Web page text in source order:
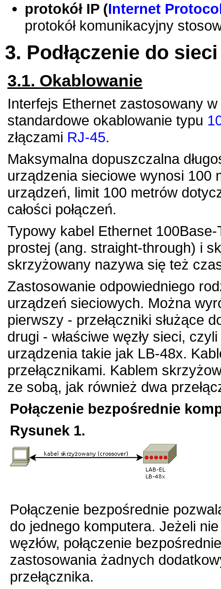
protokół IP (Internet
protokół komunikacyjny
3. Podłączenie do
3.1. Okablowanie
Interfejs Ethernet zastosowany
standardowe okablowanie typu
złączami RJ-45.
Maksymalna dopuszczalna
urządzenia sieciowe wynosi 100
urządzeń, limit 100 metrów
całości połączeń.
Typowy kabel Ethernet
prostej (ang. straight-through) i
skrzyżowany nazywa się też
Zastosowanie odpowiedniego
urządzeń sieciowych. Można
pierwszy - przełączniki służące
drugi - właściwe węzły sieci,
urządzenia takie jak LB-48x.
przełącznikami. Kablem
ze sobą, jak również dwa
Połączenie bezpośrednie
Rysunek 1.
Połączenie bezpośrednie
do jednego komputera. Jeżeli
węzłów, połączenie
zastosowania żadnych
przełącznika.